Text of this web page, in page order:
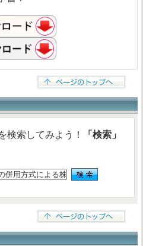
検索してみよう！
「検索」